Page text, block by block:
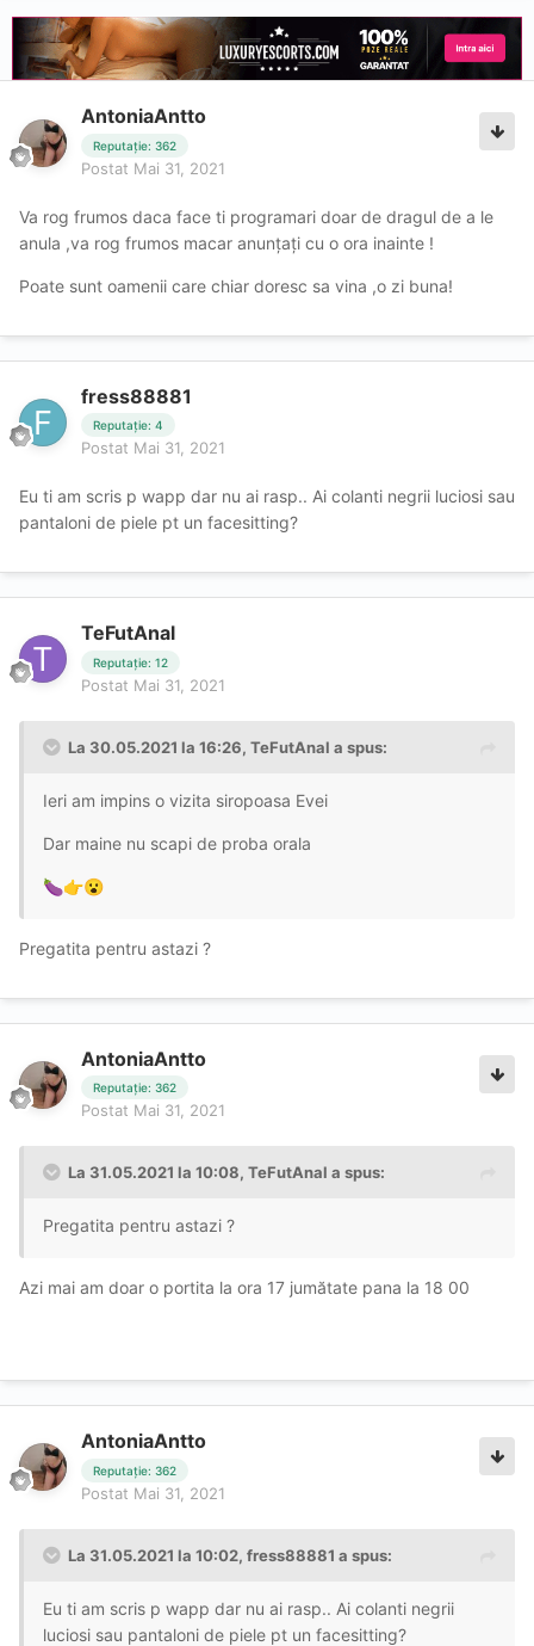
AntoniaAntto
Reputație: 362
Postat Mai 31, 2021
Va rog frumos daca face ti programari doar de dragul de a le
anula ,va rog frumos macar anunțați cu o ora inainte !
Poate sunt oamenii care chiar doresc sa vina ,o zi buna!
fress88881
Reputație: 4
Postat Mai 31, 2021
Eu ti am scris p wapp dar nu ai rasp.. Ai colanti negrii luciosi sau
pantaloni de piele pt un facesitting?
TeFutAnal
Reputație: 12
Postat Mai 31, 2021
La 30.05.2021 la 16:26, TeFutAnal a spus:
Ieri am impins o vizita siropoasa Evei
Dar maine nu scapi de proba orala
🍆👉😮
Pregatita pentru astazi ?
AntoniaAntto
Reputație: 362
Postat Mai 31, 2021
La 31.05.2021 la 10:08, TeFutAnal a spus:
Pregatita pentru astazi ?
Azi mai am doar o portita la ora 17 jumătate pana la 18 00
AntoniaAntto
Reputație: 362
Postat Mai 31, 2021
La 31.05.2021 la 10:02, fress88881 a spus:
Eu ti am scris p wapp dar nu ai rasp.. Ai colanti negrii
luciosi sau pantaloni de piele pt un facesitting?